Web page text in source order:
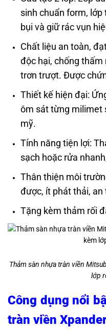
sinh chuẩn form, lớp
bụi và giữ rác vụn
Chất liệu an toàn,
độc hại, chống thấm
trơn trượt. Được
Thiết kế hiện đại:
ôm sát từng milimet
mỹ.
Tính năng tiện lợi:
sạch hoặc rửa
Thân thiện môi
được, ít phát thải, an
Tặng kèm thảm rối
Thảm sàn nhựa tràn viền
lớp
Công dụng nổi
tràn viền